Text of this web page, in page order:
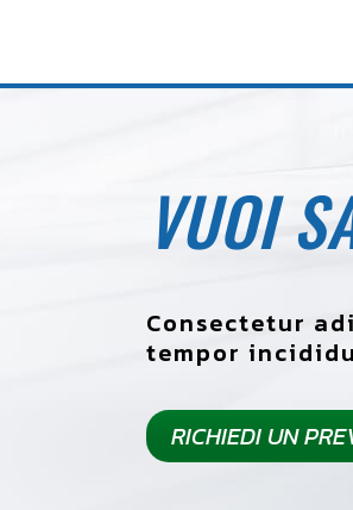
VUOI
Consectetur
tempor
RICHIEDI UN